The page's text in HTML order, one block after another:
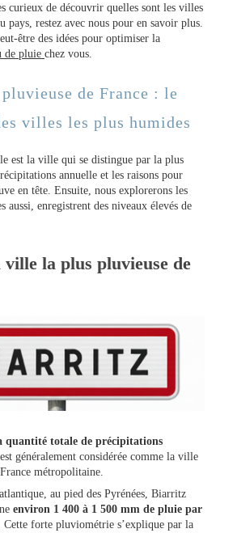
curieux de découvrir quelles sont les villes
pays, restez avec nous pour en savoir plus.
être des idées pour optimiser la
de pluie chez vous.
de France : le
villes les plus humides
est la ville qui se distingue par la plus
annuelle et les raisons pour
en tête. Ensuite, nous explorerons les
aussi, enregistrent des niveaux élevés de
ville la plus pluvieuse de
quantité totale de précipitations
est généralement considérée comme la ville
métropolitaine.
au pied des Pyrénées, Biarritz
environ 1 400 à 1 500 mm de pluie par
Cette forte pluviométrie s’explique par la